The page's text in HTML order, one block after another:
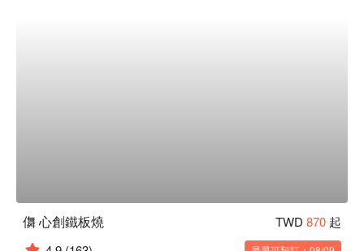
儛 心創鐵板燒 TWD 870 起